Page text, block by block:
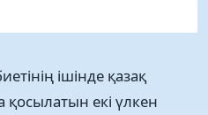
ішінде қазақ
екі үлкен